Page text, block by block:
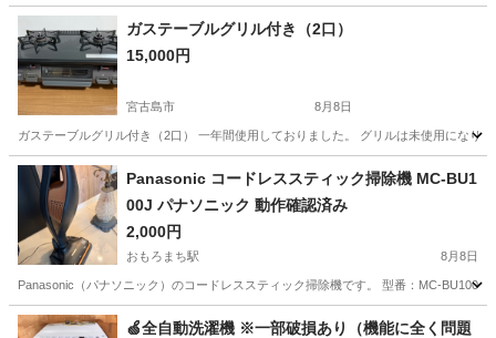
ガステーブルグリル付き（2口）
15,000円
宮古島市 8月8日
ガステーブルグリル付き（2口） 一年間使用しておりました。 グリルは未使用になり
沖縄 宮古島市 Panasonic コードレススティック掃除機 MC-BU1
00J パナソニック 動作確認済み
2,000円
おもろまち駅 8月8日
Panasonic（パナソニック）のコードレススティック掃除機です。 型番：MC-
沖縄 那覇市 おもろまち駅 生活家電
🍏全自動洗濯機 ※一部破損あり（機能に全く問題